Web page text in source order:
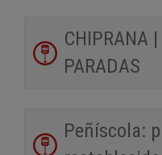
CHIPRANA
PARADAS
Peñíscola: